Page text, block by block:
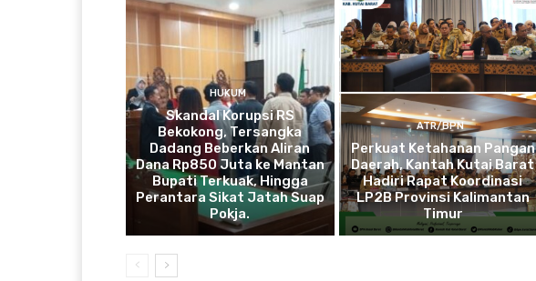
HUKUM
Skandal Korupsi RS
Bekokong, Tersangka
Dadang Beberkan Aliran
Dana Rp850 Juta ke Mantan
Bupati Terkuak, Hingga
Perantara Sikat Jatah Suap
Pokja.
ATR/BPN
Perkuat Ketahanan Pangan
Daerah, Kantah Kutai Barat
Hadiri Rapat Koordinasi
LP2B Provinsi Kalimantan
Timur